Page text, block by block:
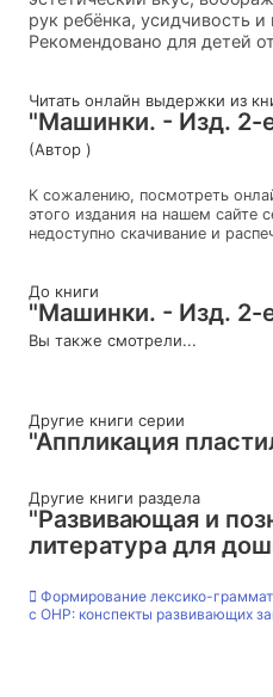
рук ребёнка, усидчивость и
Рекомендовано для детей
Читать онлайн выдержки из
"Машинки. - Изд. 2-
(Автор )
К сожалению, посмотреть
этого издания на нашем сайте
недоступно скачивание и
До книги
"Машинки. - Изд. 2-
Вы также смотрели...
Другие книги серии
"Аппликация
Другие книги раздела
"Развивающая и
литература для
Формирование лексико-
с ОНР: конспекты развивающих